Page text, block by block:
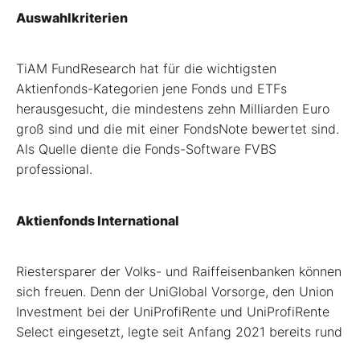
Auswahlkriterien
TiAM FundResearch hat für die wichtigsten
Aktienfonds-Kategorien jene Fonds und ETFs
herausgesucht, die mindestens zehn Milliarden Euro
groß sind und die mit einer FondsNote bewertet sind.
Als Quelle diente die Fonds-Software FVBS
professional.
Aktienfonds International
Riestersparer der Volks- und Raiffeisenbanken können
sich freuen. Denn der UniGlobal Vorsorge, den Union
Investment bei der UniProfiRente und UniProfiRente
Select eingesetzt, legte seit Anfang 2021 bereits rund